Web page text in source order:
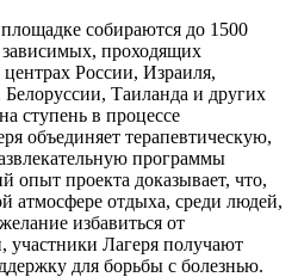
собираются до 1500
проходящих
России, Израиля,
Таиланда и других
ступень в процессе
объединяет терапевтическую,
программы
опыт проекта доказывает, что,
атмосфере отдыха, среди людей,
избавиться от
участники Лагеря получают
для борьбы с болезнью.